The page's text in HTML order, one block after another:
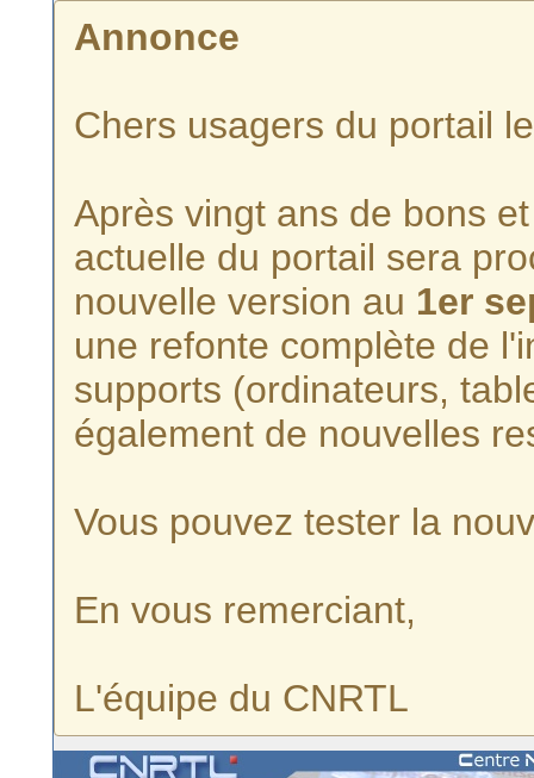
Annonce
Chers usagers du portail
Après vingt ans de bons
actuelle du portail sera
nouvelle version au 1er
une refonte complète de
supports (ordinateurs,
également de nouvelles
Vous pouvez tester la
En vous remerciant,
L'équipe du CNRTL